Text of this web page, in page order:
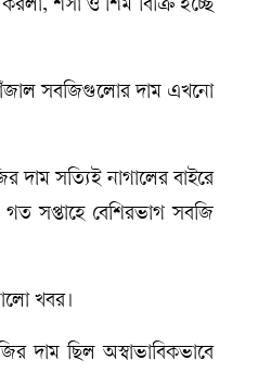
শসা ও শিম বিক্রি হচ্ছে
ঝাঁজাল সবজিগুলোর দাম এখনো
দাম সত্যিই নাগালের বাইরে
সপ্তাহে বেশিরভাগ সবজি
খবর।
দাম ছিল অস্বাভাবিকভাবে